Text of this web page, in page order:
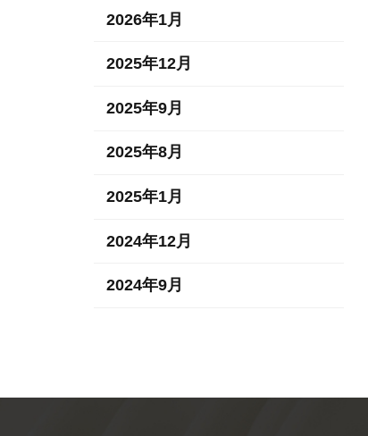
2026年1月
2025年12月
2025年9月
2025年8月
2025年1月
2024年12月
2024年9月